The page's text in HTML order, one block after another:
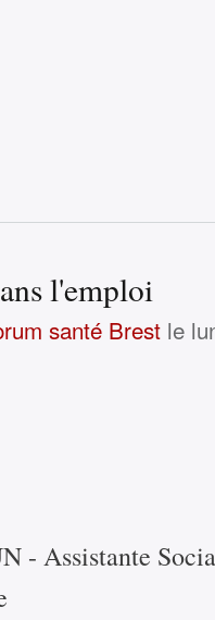
l'emploi
santé Brestle
- Assistante